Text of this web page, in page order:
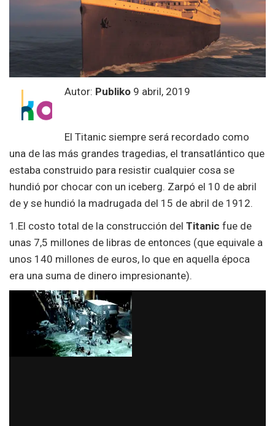
Autor: Publiko 9 abril, 2019
El Titanic siempre será recordado como
una de las más grandes tragedias, el transatlántico que
estaba construido para resistir cualquier cosa se
hundió por chocar con un iceberg. Zarpó el 10 de abril
de y se hundió la madrugada del 15 de abril de 1912.
1.El costo total de la construcción del Titanic fue de
unas 7,5 millones de libras de entonces (que equivale a
unos 140 millones de euros, lo que en aquella época
era una suma de dinero impresionante).